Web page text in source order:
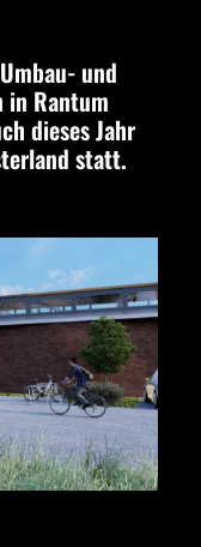
und
in Rantum
dieses Jahr
statt.